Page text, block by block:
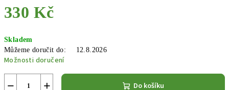
330 Kč
cena:
Skladem
Můžeme doručit do:
12.8.2026
Možnosti doručení
+
− Do košíku